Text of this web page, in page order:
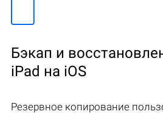
Бэкап и
iPad на iOS
Резервное копирование